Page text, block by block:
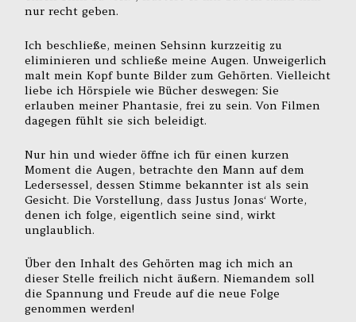
nur recht geben.
Ich beschließe, meinen Sehsinn kurzzeitig zu
eliminieren und schließe meine Augen. Unweigerlich
malt mein Kopf bunte Bilder zum Gehörten. Vielleicht
liebe ich Hörspiele wie Bücher deswegen: Sie
erlauben meiner Phantasie, frei zu sein. Von Filmen
dagegen fühlt sie sich beleidigt.
Nur hin und wieder öffne ich für einen kurzen
Moment die Augen, betrachte den Mann auf dem
Ledersessel, dessen Stimme bekannter ist als sein
Gesicht. Die Vorstellung, dass Justus Jonas‘ Worte,
denen ich folge, eigentlich seine sind, wirkt
unglaublich.
Über den Inhalt des Gehörten mag ich mich an
dieser Stelle freilich nicht äußern. Niemandem soll
die Spannung und Freude auf die neue Folge
genommen werden!